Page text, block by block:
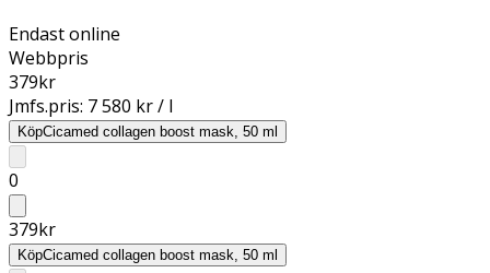
Endast online
Webbpris
379kr
Jmfs.pris: 7 580 kr / l
KöpCicamed collagen boost mask, 50 ml
0
379kr
KöpCicamed collagen boost mask, 50 ml